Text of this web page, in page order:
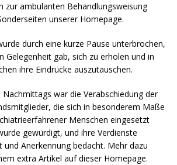
zur ambulanten Behandlungsweisung
unserer Homepage.
durch eine kurze Pause unterbrochen,
Gelegenheit gab, sich zu erholen und in
ihre Eindrücke auszutauschen.
war die Verabschiedung der
die sich in besonderem Maße
Menschen eingesetzt
gewürdigt, und ihre Verdienste
und Anerkennung bedacht. Mehr dazu
extra Artikel auf dieser Homepage.